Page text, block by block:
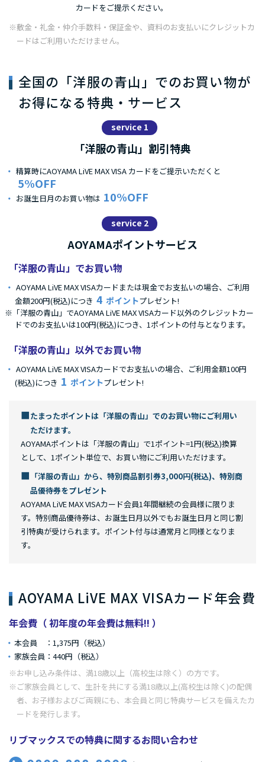
カードをご提示ください。
※敷金・礼金・仲介手数料・保証金や、資料のお支払いにクレジットカ
ードはご利用いただけません。
全国の「洋服の青山」でのお買い物が
お得になる特典・サービス
service 1
「洋服の青山」割引特典
精算時にAOYAMA LiVE MAX VISA カードをご提示いただくと
5%OFF
お誕生日月のお買い物は 10%OFF
service 2
AOYAMAポイントサービス
「洋服の青山」でお買い物
AOYAMA LiVE MAX VISAカードまたは現金でお支払いの場合、ご利用
金額200円(税込)につき 4 ポイントプレゼント!
※「洋服の青山」でAOYAMA LiVE MAX VISAカード以外のクレジットカー
ドでのお支払いは100円(税込)につき、1ポイントの付与となります。
「洋服の青山」以外でお買い物
AOYAMA LiVE MAX VISAカードでお支払いの場合、ご利用金額100円
(税込)につき 1 ポイントプレゼント!
■たまったポイントは「洋服の青山」でのお買い物にご利用い
ただけます。
AOYAMAポイントは「洋服の青山」で1ポイント=1円(税込)換算
として、1ポイント単位で、お買い物にご利用いただけます。
■ 「洋服の青山」から、特別商品割引券3,000円(税込)、特別商
品優待券をプレゼント
AOYAMA LiVE MAX VISAカード会員1年間継続の会員様に限りま
す。特別商品優待券は、お誕生日月以外でもお誕生日月と同じ割
引特典が受けられます。ポイント付与は通常月と同様となりま
す。
AOYAMA LiVE MAX VISAカード年会費
年会費（ 初年度の年会費は無料!! ）
本会員 ：1,375円（税込）
家族会員：440円（税込）
※お申し込み条件は、満18歳以上（高校生は除く）の方です。
※ご家族会員として、生計を共にする満18歳以上(高校生は除く)の配偶
者、お子様およびご両親にも、本会員と同じ特典サービスを備えたカ
ードを発行します。
リブマックスでの特典に関するお問い合わせ